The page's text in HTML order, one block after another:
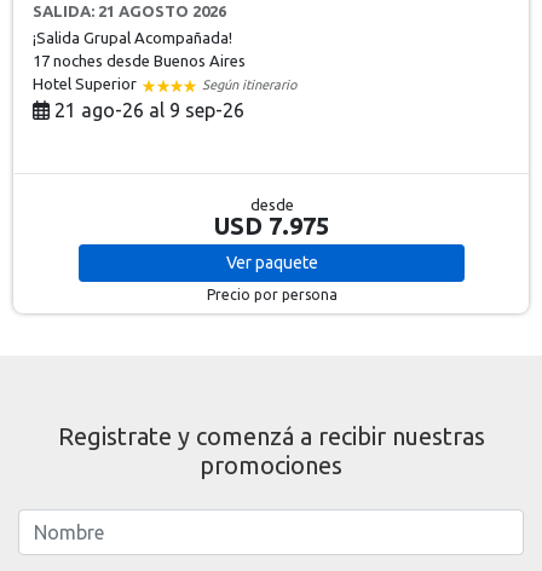
SALIDA: 21 AGOSTO 2026
¡Salida Grupal Acompañada!
17 nochesdesde Buenos Aires
Hotel Superior
Según itinerario
21 ago-26 al 9 sep-26
desde
USD 7.975
Verpaquete
Precio por persona
Registrate y comenzá a recibir nuestras
promociones